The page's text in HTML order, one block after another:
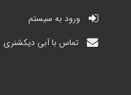
ورود به سیستم
تماس با آبی دیکشنری